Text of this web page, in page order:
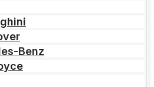
Benz